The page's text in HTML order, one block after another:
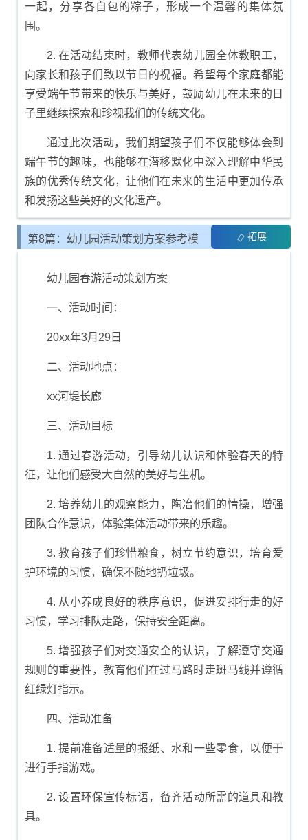
一起，分享各自包的粽子，形成一个温馨的集体氛
围。
2. 在活动结束时，教师代表幼儿园全体教职工，
向家长和孩子们致以节日的祝福。希望每个家庭都能
享受端午节带来的快乐与美好，鼓励幼儿在未来的日
子里继续探索和珍视我们的传统文化。
通过此次活动，我们期望孩子们不仅能够体会到
端午节的趣味，也能够在潜移默化中深入理解中华民
族的优秀传统文化，让他们在未来的生活中更加传承
和发扬这些美好的文化遗产。
第8篇：幼儿园活动策划方案参考模 拓展
幼儿园春游活动策划方案
一、活动时间：
20xx年3月29日
二、活动地点：
xx河堤长廊
三、活动目标
1. 通过春游活动，引导幼儿认识和体验春天的特
征，让他们感受大自然的美好与生机。
2. 培养幼儿的观察能力，陶冶他们的情操，增强
团队合作意识，体验集体活动带来的乐趣。
3. 教育孩子们珍惜粮食，树立节约意识，培育爱
护环境的习惯，确保不随地扔垃圾。
4. 从小养成良好的秩序意识，促进安排行走的好
习惯，学习排队走路，保持安全距离。
5. 增强孩子们对交通安全的认识，了解遵守交通
规则的重要性，教育他们在过马路时走斑马线并遵循
红绿灯指示。
四、活动准备
1. 提前准备适量的报纸、水和一些零食，以便于
进行手指游戏。
2. 设置环保宣传标语，备齐活动所需的道具和教
具。